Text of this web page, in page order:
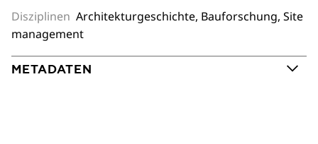
Disziplinen Architekturgeschichte, Bauforschung, Site
management
METADATEN